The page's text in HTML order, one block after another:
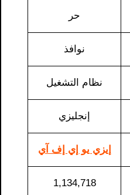
حر
نوافذ
نظام التشغيل
إنجليزي
إيزي يو إي إف آي
1,134,718